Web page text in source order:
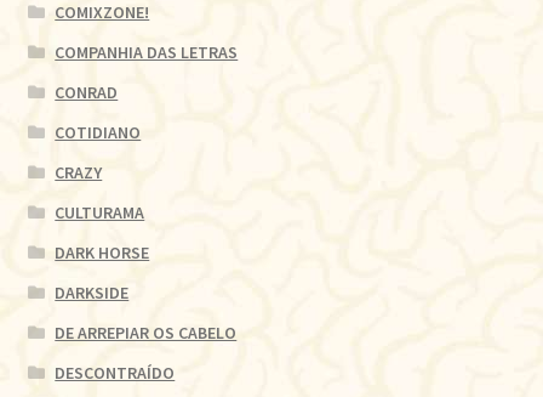
COMIXZONE!
COMPANHIA DAS LETRAS
CONRAD
COTIDIANO
CRAZY
CULTURAMA
DARK HORSE
DARKSIDE
DE ARREPIAR OS CABELO
DESCONTRAÍDO